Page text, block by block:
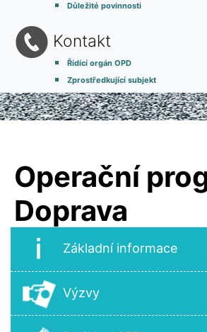
Důležité povinnosti
Kontakt
Řídící orgán OPD
Zprostředkující subjekt
Operační
Doprava
Základní informace
Výzvy